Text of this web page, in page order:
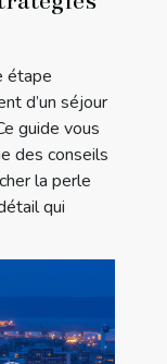
étape
d’un séjour
guide vous
des conseils
la perle
qui